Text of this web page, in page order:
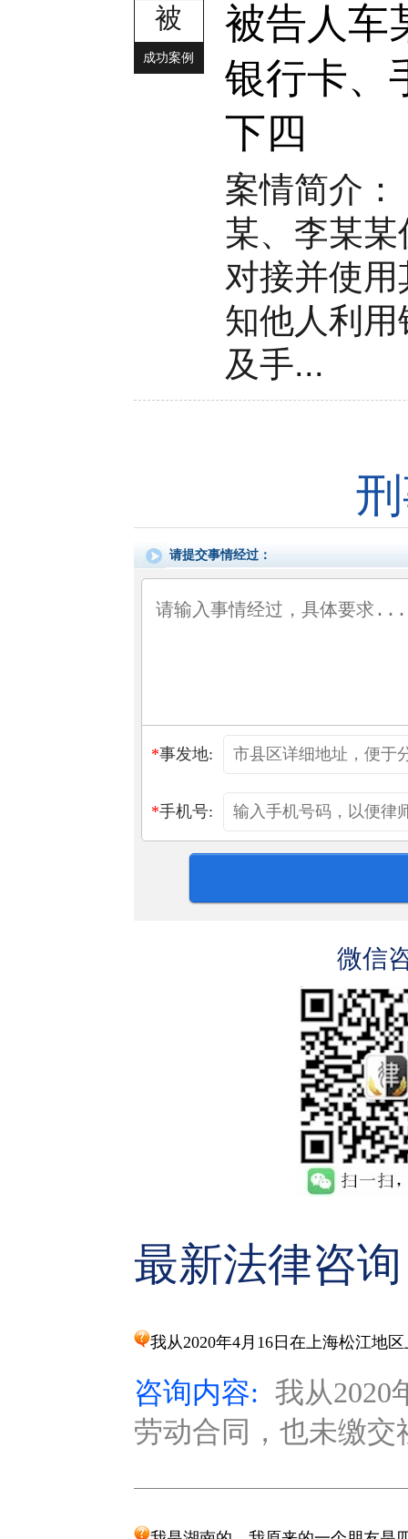
被
成功案例
被告人车
银行卡、
下四
案情简介
某、李某
对接并使
知他人利
及手...
请提交事情经过：
*事发地:
*手机号:
微信
最新法律咨询
我从2020年4月16日在上海松江地
咨询内容: 我从2020
劳动合同，也未缴交